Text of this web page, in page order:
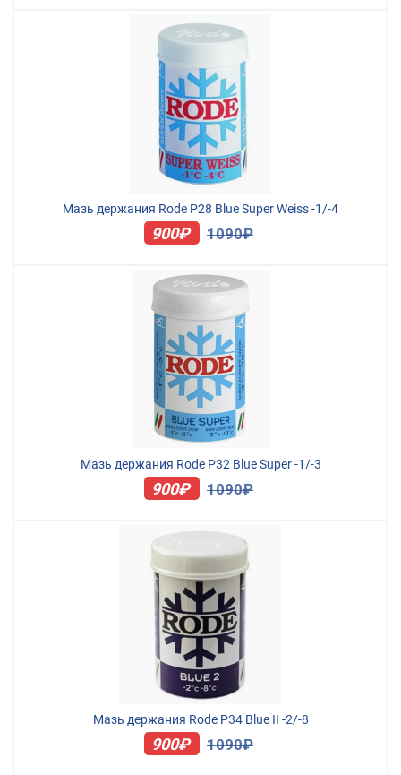
Мазь держания Rode P28 Blue Super Weiss -1/-4
900₽ 1090₽
Мазь держания Rode P32 Blue Super -1/-3
900₽ 1090₽
Мазь держания Rode P34 Blue II -2/-8
900₽ 1090₽